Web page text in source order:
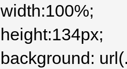
width:100%;
height:134px;
background: